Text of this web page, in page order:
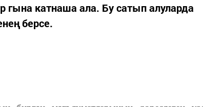
гына катнаша ала. Бу сатып алуларда
берсе.